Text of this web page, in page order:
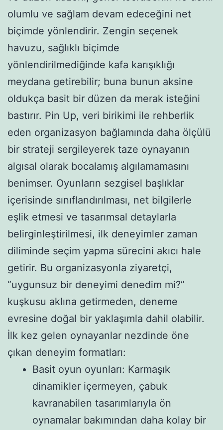
olumlu ve sağlam devam edeceğini net
biçimde yönlendirir. Zengin seçenek
havuzu, sağlıklı biçimde
yönlendirilmediğinde kafa karışıklığı
meydana getirebilir; buna bunun aksine
oldukça basit bir düzen da merak isteğini
bastırır. Pin Up, veri birikimi ile rehberlik
eden organizasyon bağlamında daha ölçülü
bir strateji sergileyerek taze oynayanın
algısal olarak bocalamış algılamamasını
benimser. Oyunların sezgisel başlıklar
içerisinde sınıflandırılması, net bilgilerle
eşlik etmesi ve tasarımsal detaylarla
belirginleştirilmesi, ilk deneyimler zaman
diliminde seçim yapma sürecini akıcı hale
getirir. Bu organizasyonla ziyaretçi,
“uygunsuz bir deneyimi denedim mi?”
kuşkusu aklına getirmeden, deneme
evresine doğal bir yaklaşımla dahil olabilir.
İlk kez gelen oynayanlar nezdinde öne
çıkan deneyim formatları:
Basit oyun oyunları: Karmaşık
dinamikler içermeyen, çabuk
kavranabilen tasarımlarıyla ön
oynamalar bakımından daha kolay bir